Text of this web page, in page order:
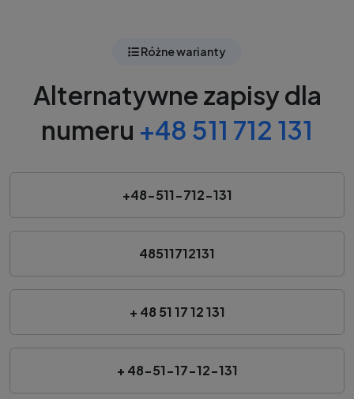
Różne warianty
Alternatywne zapisy dla
numeru +48 511 712 131
+48-511-712-131
48511712131
+ 48 51 17 12 131
+ 48-51-17-12-131